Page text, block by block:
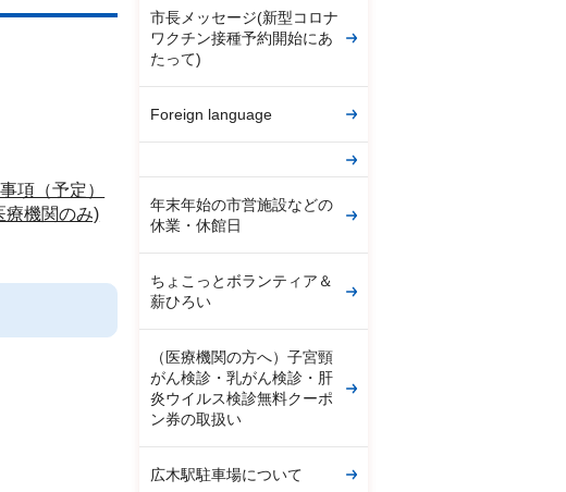
項（予定）
療機関のみ)
市長メッセージ(新型コロナ
ワクチン接種予約開始にあ
たって)
Foreign language
年末年始の市営施設などの
休業・休館日
ちょこっとボランティア＆
薪ひろい
（医療機関の方へ）子宮頸
がん検診・乳がん検診・肝
炎ウイルス検診無料クーポ
ン券の取扱い
広木駅駐車場について